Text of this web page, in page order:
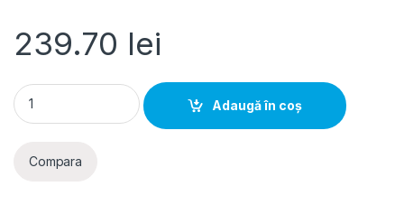
239.70 lei
Ramă 1 post centrală sticlă transparentă, Berker Glas |
Adaugă în coș
Compara